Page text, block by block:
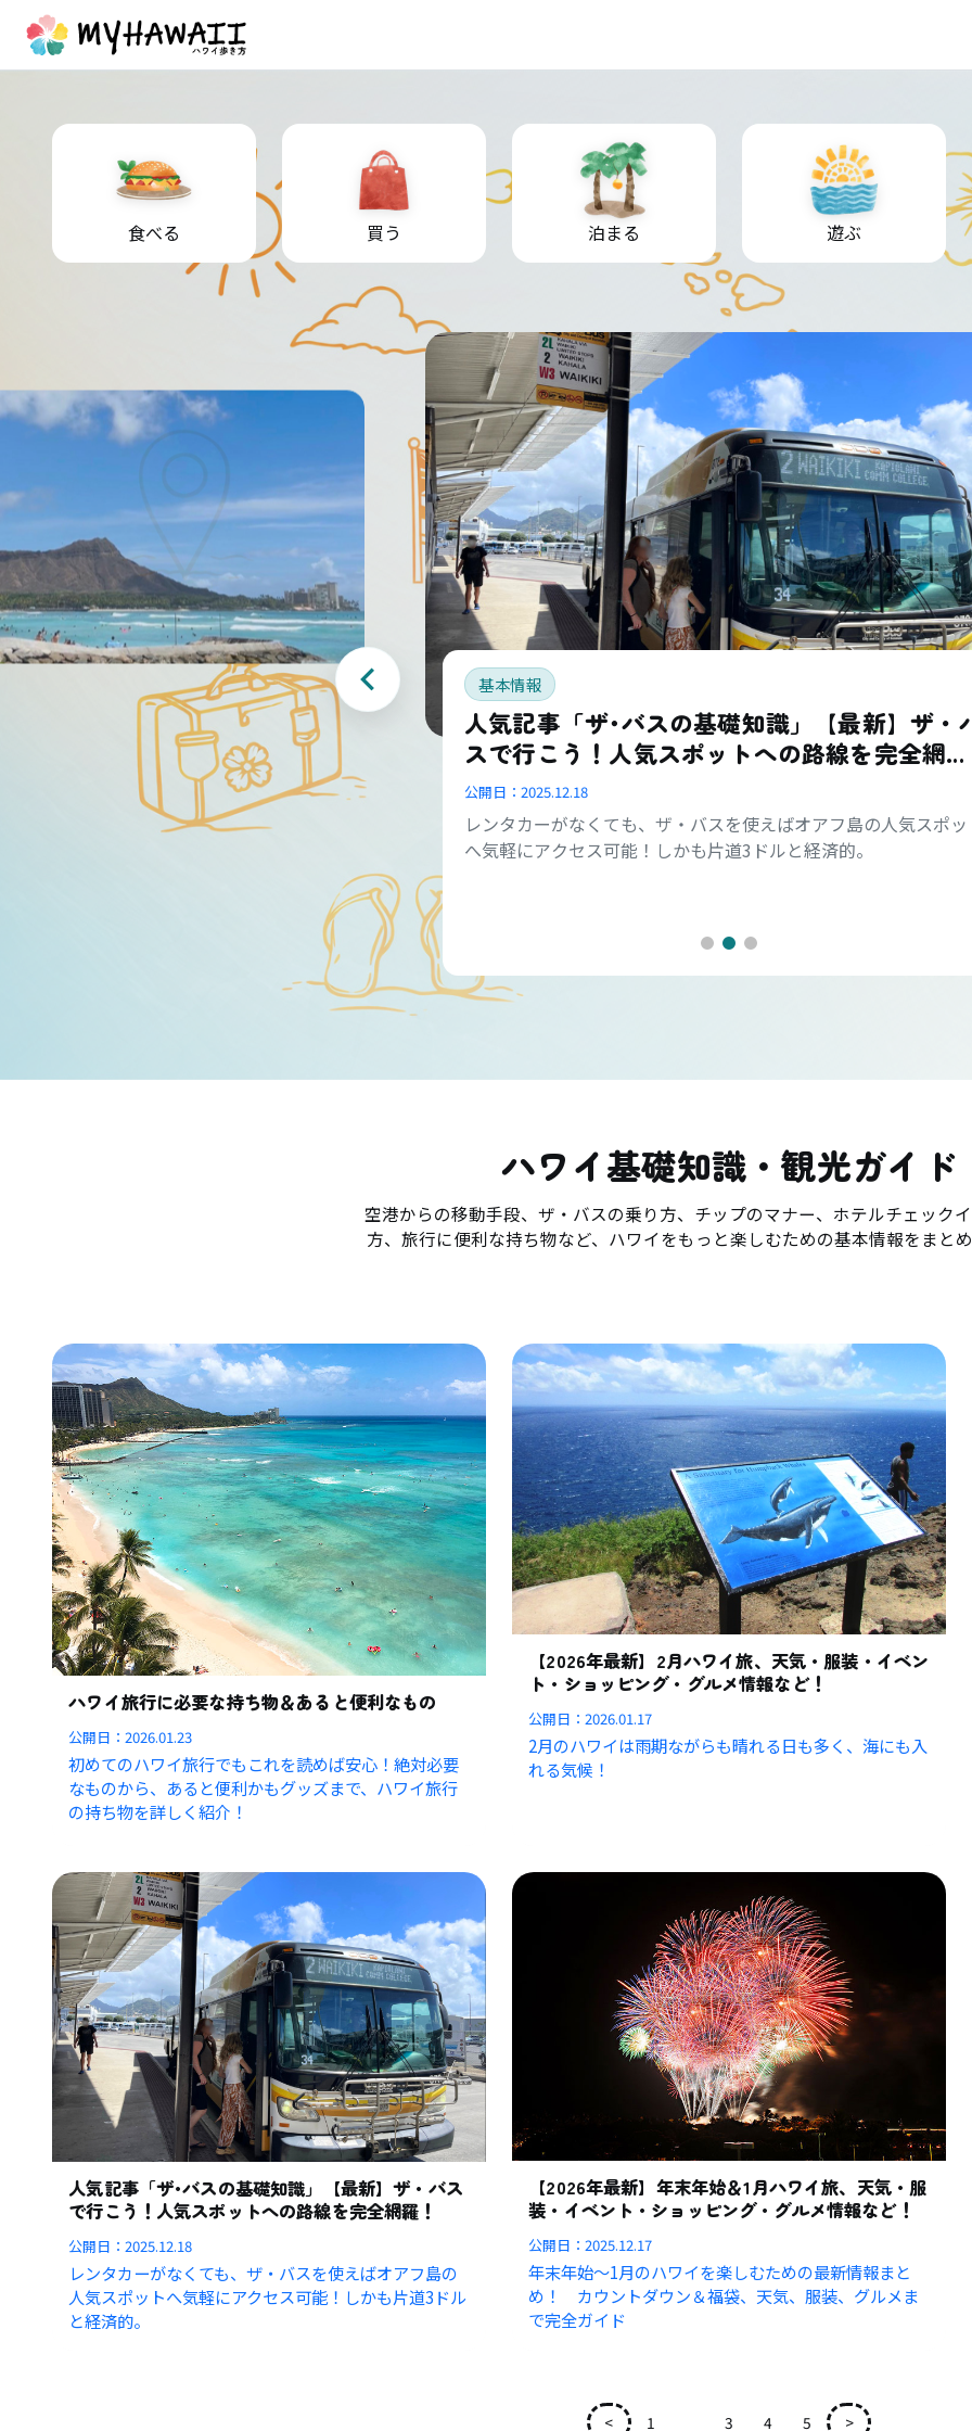
食べる 買う 泊まる 遊ぶ
基本情報
人気記事「ザ･バスの基礎知識」【最新】ザ・
スで行こう！人気スポットへの路線を完全網
羅！
公開日： 2025.12.18
レンタカーがなくても、ザ・バスを使えばオアフ島の人気スポ
へ気軽にアクセス可能！しかも片道3ドルと経済的。
ハワイ基礎知識・観光ガイド
空港からの移動手段、ザ・バスの乗り方、チップのマナー、ホテルチェック
方、旅行に便利な持ち物など、ハワイをもっと楽しむための基本情報をまと
ハワイ旅行に必要な持ち物＆あると便利なもの
公開日：2026.01.23
初めてのハワイ旅行でもこれを読めば安心！絶対必要
なものから、あると便利かもグッズまで、ハワイ旅行
の持ち物を詳しく紹介！
【2026年最新】2月ハワイ旅、天気・服装・イベン
ト・ショッピング・グルメ情報など！
公開日：2026.01.17
2月のハワイは雨期ながらも晴れる日も多く、海にも入
れる気候！
人気記事「ザ･バスの基礎知識」【最新】ザ・バス
で行こう！人気スポットへの路線を完全網羅！
公開日：2025.12.18
レンタカーがなくても、ザ・バスを使えばオアフ島の
人気スポットへ気軽にアクセス可能！しかも片道3ドル
と経済的。
【2026年最新】年末年始＆1月ハワイ旅、天気・服
装・イベント・ショッピング・グルメ情報など！
公開日：2025.12.17
年末年始～1月のハワイを楽しむための最新情報まと
め！ カウントダウン＆福袋、天気、服装、グルメま
で完全ガイド
< 1 3 4 5 >